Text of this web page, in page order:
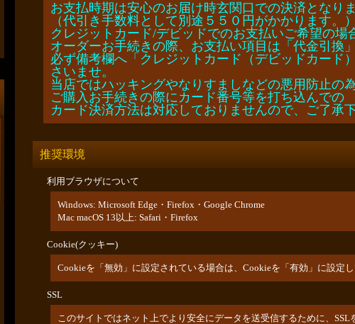
お支払時期は安心のお届け時玄関口での決済となり
（代引き手数料として別途５５０円がかかります。
クレジットカード/デビッドでのお支払いご希望の場
オーダーお手続きの際、お支払い項目は「代金引換
必ず備考欄へ「クレジットカード（デビッドカード
さいませ。
当店ではハッキングやなりすましなどの悪用防止の
ご購入お手続きの際にカード番号等を打ち込んでの
カード決済方法は対応しておりませんので、ご了承
推奨環境
利用ブラウザについて
Windows: Microsoft Edge・Firefox ・Google Chrome
Mac macOS 13以上: Safari・Firefox
Cookie(クッキー)
Cookieを「無効」に設定されている場合は、Cookieを「有効」に設定
SSL
このサイトではネット上でより安全にデータを送受信するために、SSL